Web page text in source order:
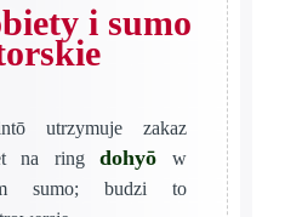
i sumo
utrzymuje zakaz
na ringdohyō w
sumo; budzi to